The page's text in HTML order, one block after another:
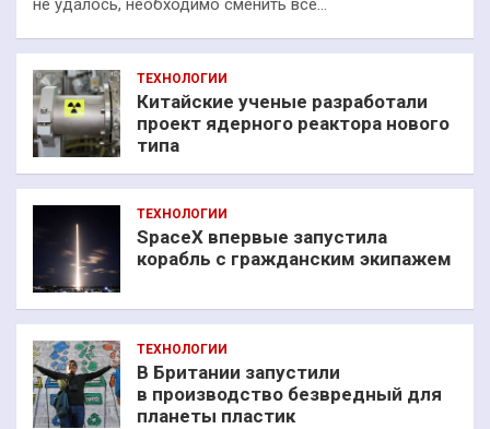
не удалось, необходимо сменить все…
ТЕХНОЛОГИИ
Китайские ученые разработали
проект ядерного реактора нового
типа
ТЕХНОЛОГИИ
SpaceX впервые запустила
корабль с гражданским экипажем
ТЕХНОЛОГИИ
В Британии запустили
в производство безвредный для
планеты пластик